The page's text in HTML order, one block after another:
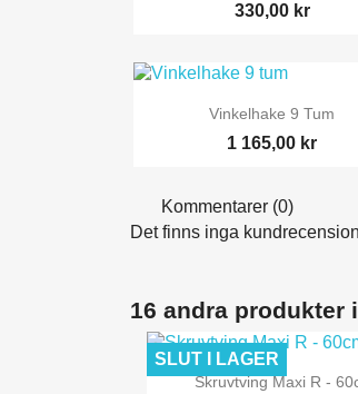
330,00 kr
 Snabbvy
Vinkelhake 9 Tum
1 165,00 kr
Kommentarer (0)
Det finns inga
16 andra produkter
 Snabbvy
Skruvtving Maxi R -
SLUT I LAGER